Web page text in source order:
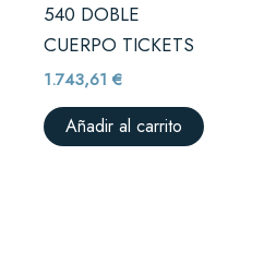
540 DOBLE
CUERPO TICKETS
1.743,61€
Añadir al carrito